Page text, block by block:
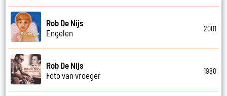
Rob De Nijs
Engelen
2001
Rob De Nijs
Foto van vroeger
1980